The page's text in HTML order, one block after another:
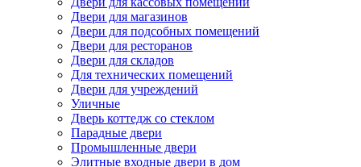
Двери для магазинов
Двери для подсобных помещений
Двери для ресторанов
Двери для складов
Для технических помещений
Двери для учреждений
Уличные
Дверь коттедж со стеклом
Парадные двери
Промышленные двери
Элитные входные двери в дом